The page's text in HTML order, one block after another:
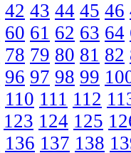
42 43 44 45 46
60 61 62 63 64
78 79 80 81 82
96 97 98 99
110 111 112
123 124 125
136 137 138